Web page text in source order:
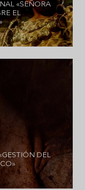
«SEÑORA
EL
DEL